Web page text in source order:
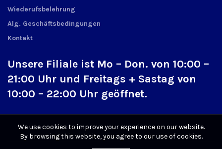
Wiederufsbelehrung
Alg. Geschäftsbedingungen
Kontakt
Unsere Filiale ist Mo – Don. von 10:00 –
21:00 Uhr und Freitags + Sastag von
10:00 – 22:00 Uhr geöffnet.
We use cookies to improve your experience on our website.
By browsing this website, you agree to our use of cookies.